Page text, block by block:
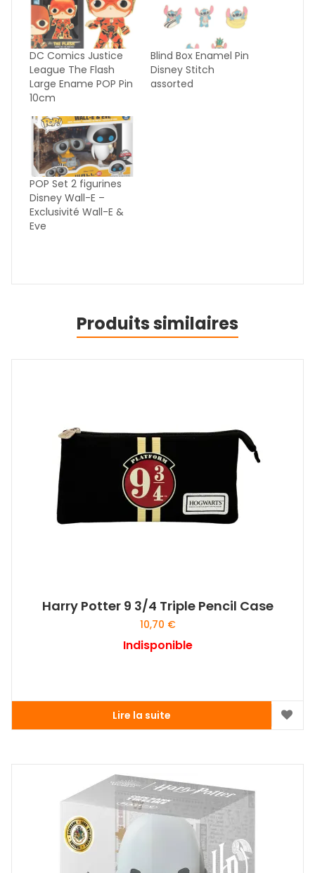
DC Comics Justice
League The Flash
Large Ename POP Pin
10cm
Blind Box Enamel Pin
Disney Stitch
assorted
POP Set 2 figurines
Disney Wall-E –
Exclusivité Wall-E &
Eve
Produits similaires
Harry Potter 9 3/4 Triple Pencil Case
10,70 €
Indisponible
Lire la suite